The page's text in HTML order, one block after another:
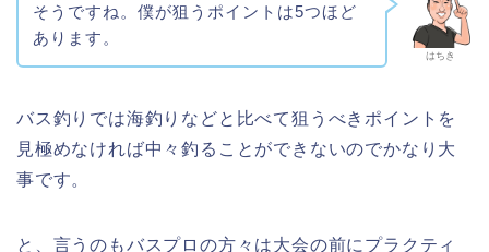
はちき
そうですね。僕が狙うポイントは5つほど
あります。
バス釣りでは海釣りなどと比べて狙うべきポイントを
見極めなければ中々釣ることができないのでかなり大
事です。
と、言うのもバスプロの方々は大会の前にプラクティ